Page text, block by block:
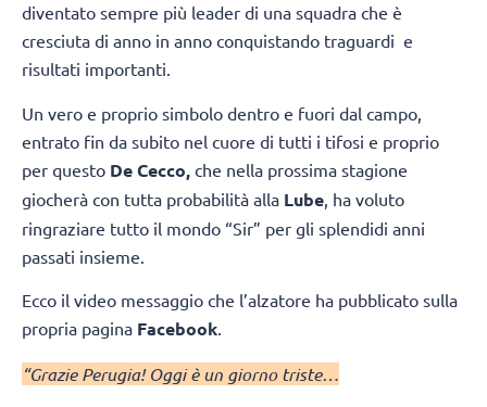
diventato sempre più leader di una squadra che è
cresciuta di anno in anno conquistando traguardi e
risultati importanti.
Un vero e proprio simbolo dentro e fuori dal campo,
entrato fin da subito nel cuore di tutti i tifosi e proprio
per questo De Cecco, che nella prossima stagione
giocherà con tutta probabilità alla Lube , ha voluto
ringraziare tutto il mondo “Sir” per gli splendidi anni
passati insieme.
Ecco il video messaggio che l’alzatore ha pubblicato sulla
propria pagina Facebook.
“Grazie Perugia! Oggi è un giorno triste…